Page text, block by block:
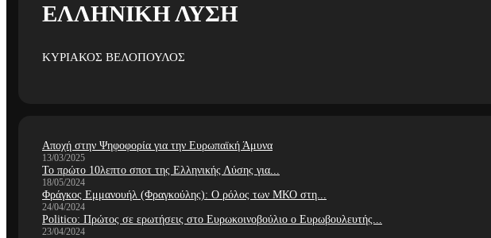
ΕΛΛΗΝΙΚΗ ΛΥΣΗ
ΚΥΡΙΑΚΟΣ ΒΕΛΟΠΟΥΛΟΣ
Αποχή στην Ψηφοφορία για την Ευρωπαϊκή Άμυνα
13/03/2025
Το πρώτο 10λεπτο σποτ της Ελληνικής Λύσης για...
18/05/2024
Φράγκος Εμμανουήλ (Φραγκούλης): Ο ρόλος των ΜΚΟ στη...
24/04/2024
Politico: Πρώτος σε ερωτήσεις στο Ευρωκοινοβούλιο ο Ευρωβουλευτής...
23/04/2024